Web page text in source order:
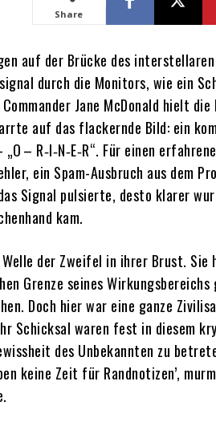
Share
auf der Brücke des
durch die Monitors, wie ein
Jane McDonald hielt
auf das flackernde Bild: ein
– R‑I‑N‑E‑R“. Für einen
ein Spam-Ausbruch aus dem
Signal pulsierte, desto klarer
kam.
der Zweifel in ihrer Brust.
Grenze seines
Doch hier war eine ganze
Schicksal waren fest in diesem
des Unbekannten zu
keine Zeit für Randnotizen’,